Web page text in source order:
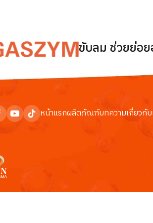
ขับลม ช่วยย่อ
หน้าแรกผลิตภัณฑ์บทความเกี่ยวกับ